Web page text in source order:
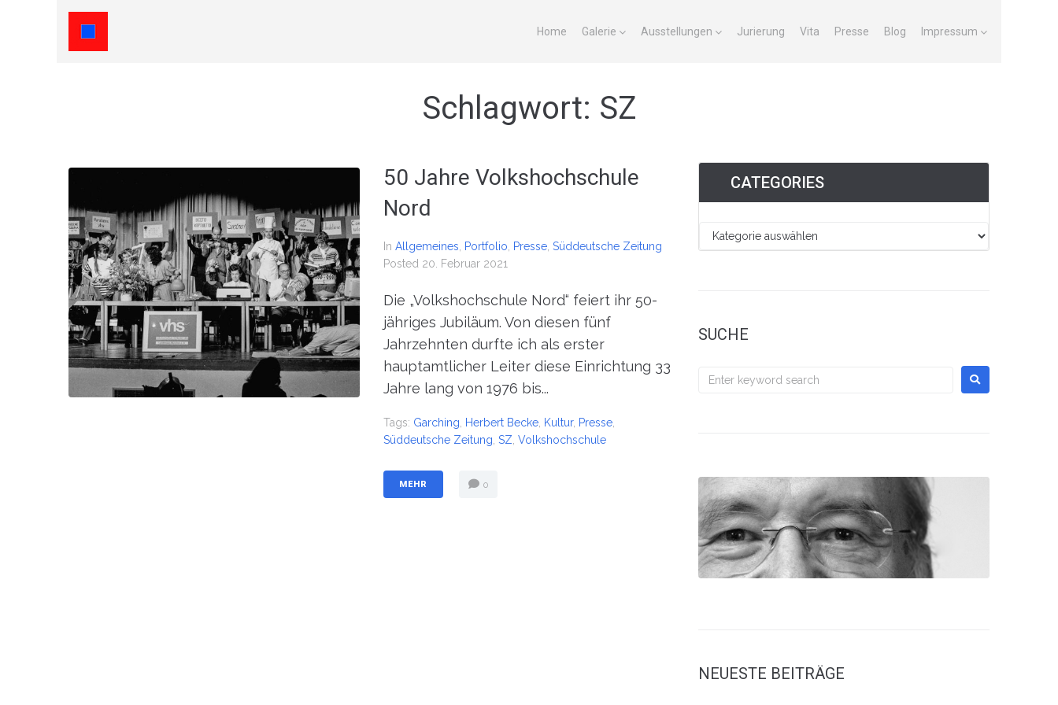
Home Galerie Ausstellungen Jurierung Vita Presse Blog Impressum
Schlagwort: SZ
50 Jahre Volkshochschule
Nord
In Allgemeines Portfolio Presse Süddeutsche Zeitung
Posted 20. Februar 2021
Die „Volkshochschule Nord“ feiert ihr 50-
jähriges Jubiläum. Von diesen fünf
Jahrzehnten durfte ich als erster
hauptamtlicher Leiter diese Einrichtung 33
Jahre lang von 1976 bis...
Tags: Garching Herbert Becke Kultur, Presse
Süddeutsche Zeitung SZ Volkshochschule
MEHR 0
CATEGORIES
SUCHE
NEUESTE BEITRÄGE